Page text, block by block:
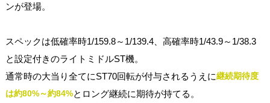
ンが登場。
スペックは低確率時1/159.8～1/139.4、高確率時1/43.9～1/38.3
と設定付きのライトミドルST機。
通常時の大当り全てにST70回転が付与されるうえに継続期待度
は約80%～約84%とロング継続に期待が持てる。